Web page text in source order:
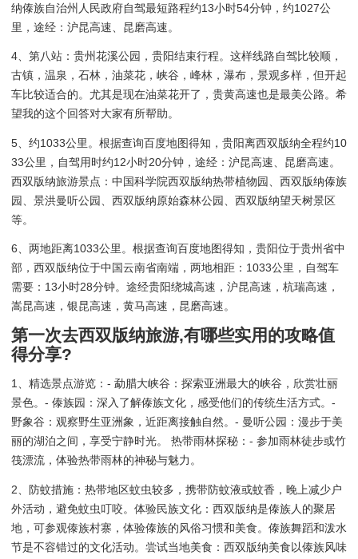
纳傣族自治州人民政府自驾最短路程约13小时54分钟，约1027公
里，途经：沪昆高速、昆磨高速。
4、第八站：贵州花溪公园，贵阳结束行程。这样线路自驾比较顺，
古镇，温泉，石林，油菜花，峡谷，峰林，瀑布，景观多样，但开起
车比较适合的。尤其是现在油菜花开了，贵黄高速也是最美公路。希
望我的这个回答对大家有所帮助。
5、约1033公里。根据查询百度地图得知，贵阳离西双版纳全程约10
33公里，自驾用时约12小时20分钟，途经：沪昆高速、昆磨高速。
西双版纳旅游景点：中国科学院西双版纳热带植物园、西双版纳傣族
园、景洪曼听公园、西双版纳原始森林公园、西双版纳望天树景区
等。
6、两地距离1033公里。根据查询百度地图得知，贵阳位于贵州省中
部，西双版纳位于中国云南省南端，两地相距：1033公里，自驾车
需要：13小时28分钟。途经贵阳绕城高速，沪昆高速，杭瑞高速，
嵩昆高速，银昆高速，黄马高速，昆磨高速。
第一次去西双版纳旅游,有哪些实用的攻略值
得分享?
1、精选景点游览：- 勐腊大峡谷：探索亚洲最大的峡谷，欣赏壮丽
景色。- 傣族园：深入了解傣族文化，感受他们的传统生活方式。-
野象谷：观察野生亚洲象，近距离接触自然。- 曼听公园：漫步于美
丽的湖泊之间，享受宁静时光。 热带雨林探秘：- 参加雨林徒步或竹
筏漂流，体验热带雨林的神秘与魅力。
2、防蚊措施：热带地区蚊虫较多，携带防蚊液或蚊香，晚上减少户
外活动，避免蚊虫叮咬。体验民族文化：西双版纳是傣族人的聚居
地，可参观傣族村寨，体验傣族的风俗习惯和美食。傣族舞蹈和泼水
节是不容错过的文化活动。尝试当地美食：西双版纳美食以傣族风味